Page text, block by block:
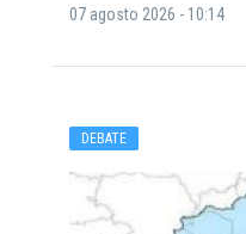
07 agosto 2026 - 10:14
DEBATE